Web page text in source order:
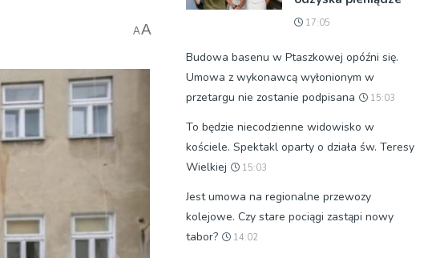
AA 17:05
Budowa basenu w Ptaszkowej opóźni się.
Umowa z wykonawcą wyłonionym w
przetargu nie zostanie podpisana
15:03
To będzie niecodzienne widowisko w
kościele. Spektakl oparty o działa św. Teresy
Wielkiej
15:03
Jest umowa na regionalne przewozy
kolejowe. Czy stare pociągi zastąpi nowy
tabor?
14:02